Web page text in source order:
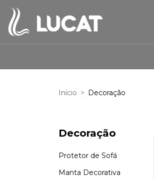
Início > Decoração
Decoração
Protetor de Sofá
Manta Decorativa